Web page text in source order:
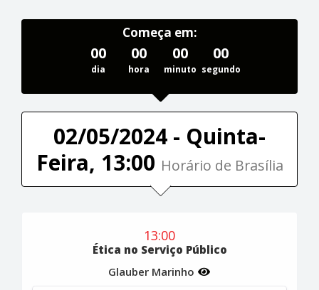
Começa em:
00
dia
00
hora
00
minuto
00
segundo
02/05/2024 - Quinta-
Feira, 13:00 Horário de Brasília
13:00
Ética no Serviço Público
Glauber Marinho